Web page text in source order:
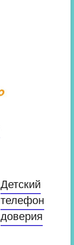
Детский
телефон
доверия